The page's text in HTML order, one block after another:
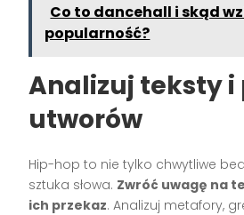
Co to dancehall i skąd
popularność?
Analizuj teksty i
utworów
Hip-hop to nie tylko chwytliwe
sztuka słowa. Zwróć uwagę na
ich przekaz. Analizuj metafory,